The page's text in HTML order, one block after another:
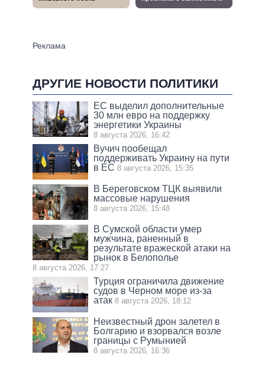
ДРУГИЕ НОВОСТИ ПОЛИТИКИ
ЕС выделил дополнительные
30 млн евро на поддержку
энергетики Украины
8 августа 2026, 16:42
Вучич пообещал
поддерживать Украину на пути
в ЕС 8 августа 2026, 15:35
В Береговском ТЦК выявили
массовые нарушения
8 августа 2026, 15:48
В Сумской области умер
мужчина, раненный в
результате вражеской атаки на
рынок в Белополье
8 августа 2026, 17:27
Турция ограничила движение
судов в Черном море из-за
атак 8 августа 2026, 18:12
Неизвестный дрон залетел в
Болгарию и взорвался возле
границы с Румынией
8 августа 2026, 16:36